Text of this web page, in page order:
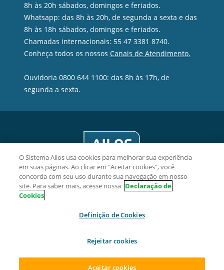
8h às 20h sábados, domingos e feriados.
Whatsapp: das 8h às 20h, de segunda a sexta e das
8h às 18h sábados, domingos e feriados.
Chamadas internacionais: 55 47 3381 8740.
Conheça todos os nossos Canais de Atendimento.
Ouvidoria 0800 644 1100: das 8h às 17h, de
segunda a sexta.
Viacredi Cooperativa de Crédito - CNPJ 82.639.451/0001-38
2026 Sistema Ailos. Todos os direitos reservados.
O Sistema Ailos usa cookies para melhorar sua experiência
em suas páginas. Ao clicar em "Aceitar cookies", você
concorda com seu uso durante sua navegação em nosso
site. Para saber mais, acesse nossa Declaração de
Cookies
Definição de Cookies
Rejeitar cookies
Aceitar cookies